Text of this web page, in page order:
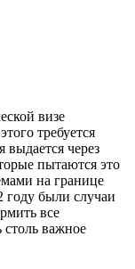
визе
требуется
выдается через
пытаются это
на границе
были случаи
все
важное